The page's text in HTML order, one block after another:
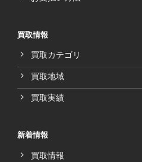
買取情報
買取カテゴリ
買取地域
買取実績
新着情報
買取情報